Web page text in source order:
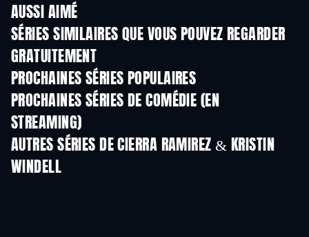
AUSSI AIMÉ
SÉRIES SIMILAIRES QUE VOUS POUVEZ REGARDER
GRATUITEMENTSérie
PROCHAINES SÉRIES POPULAIRES
Série Série
PROCHAINES SÉRIES DE COMÉDIE (EN
STREAMING)Saison 6
AUTRES SÉRIES DE CIERRA RAMIREZ & KRISTIN
WINDELL